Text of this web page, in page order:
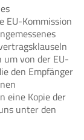
EU-Kommission
um von der EU-
den Empfänger
eine Kopie der
unter den